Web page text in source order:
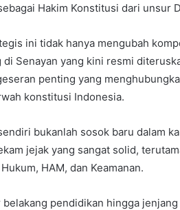
Hakim Konstitusi dari unsur
ini tidak hanya mengubah
Senayan yang kini resmi
penting yang
konstitusi Indonesia.
bukanlah sosok baru dalam
jejak yang sangat solid,
HAM, dan Keamanan.
belakang pendidikan hingga